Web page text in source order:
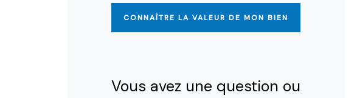
CONNAÎTRE LA VALEUR DE MON BIEN
Vous avez une question ou